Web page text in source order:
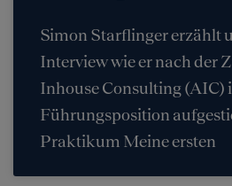
Simon Starflinger erzählt
Interview wie er nach der
Inhouse Consulting (AIC)
Führungsposition
Praktikum Meine ersten